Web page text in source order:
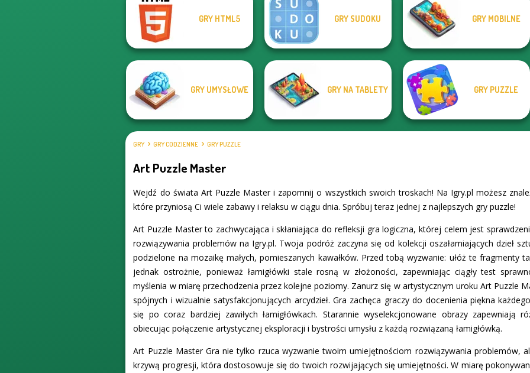
Match Masters
Solitaire Classic
Power Light
Indian SUV
Offroad
Simulator
Bubble Shooter
GRY HTML5 GRY SUDOKU GRY MOBILNE
GRY UMYSŁOWE GRY NA TABLETY GRY PUZZLE
GRY GRY CODZIENNE GRY PUZZLE
Art Puzzle Master
Wejdź do świata Art Puzzle Master i zapomnij o wszystkich swoich troskach! Na Igry.pl możesz
które przyniosą Ci wiele zabawy i relaksu w ciągu dnia. Spróbuj teraz jednej z najlepszych gry puzzle!
Art Puzzle Master to zachwycająca i skłaniająca do refleksji gra logiczna, której celem jest
rozwiązywania problemów na Igry.pl. Twoja podróż zaczyna się od kolekcji oszałamiających dzieł
podzielone na mozaikę małych, pomieszanych kawałków. Przed tobą wyzwanie: ułóż te fragmenty
jednak ostrożnie, ponieważ łamigłówki stale rosną w złożoności, zapewniając ciągły test
myślenia w miarę przechodzenia przez kolejne poziomy. Zanurz się w artystycznym uroku Art Puzzle
spójnych i wizualnie satysfakcjonujących arcydzieł. Gra zachęca graczy do docenienia piękna
się po coraz bardziej zawiłych łamigłówkach. Starannie wyselekcjonowane obrazy zapewniają
obiecując połączenie artystycznej eksploracji i bystrości umysłu z każdą rozwiązaną łamigłówką.
Art Puzzle Master Gra nie tylko rzuca wyzwanie twoim umiejętnościom rozwiązywania problemów,
krzywą progresji, która dostosowuje się do twoich rozwijających się umiejętności. W miarę